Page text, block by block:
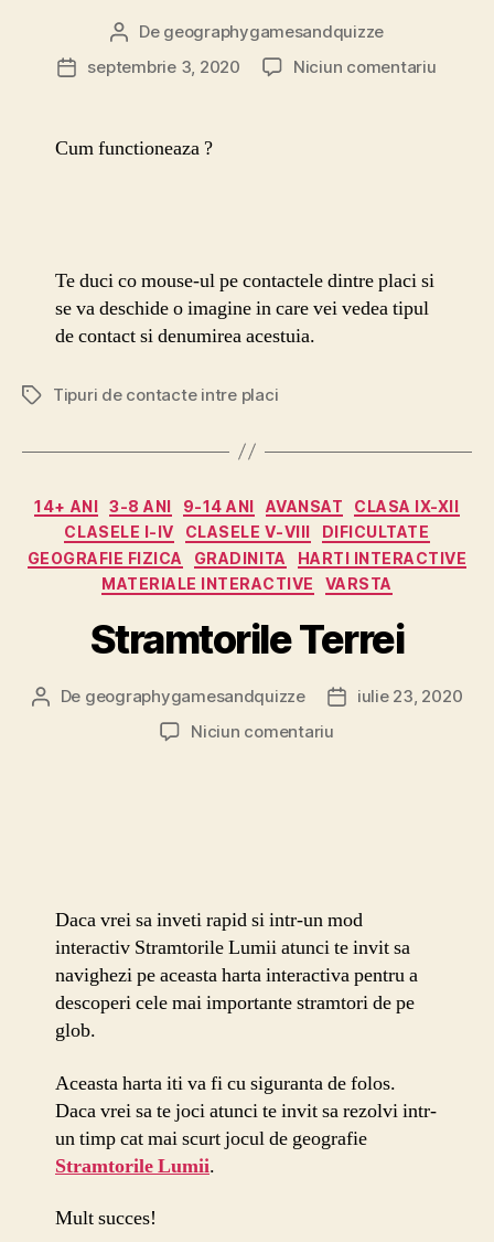
Autor
articol
De geographygamesandquizze
Datăseptembrie 3, 2020 Niciun comentariula
Cum functioneaza ?
Te duci co mouse-ul pe contactele dintre placi si
se va deschide o imagine in care vei vedea tipul
de contact si denumirea acestuia.
EticheteTipuri de contacte intre placi
Categorii
14+ ANI 3-8 ANI 9-14 ANI AVANSAT
CLASA IX-XII
CLASELE I-IV
CLASELE V-VIII
DIFICULTATE
GEOGRAFIE FIZICA
GRADINITA
HARTI INTERACTIVE
MATERIALE INTERACTIVE
VARSTA
Stramtorile Terrei
Autor
De geographygamesandquizze
Datăiulie 23, 2020
Niciun comentariula
Daca vrei sa inveti rapid si intr-un mod
interactiv Stramtorile Lumii atunci te invit sa
navighezi pe aceasta harta interactiva pentru a
descoperi cele mai importante stramtori de pe
glob.
Aceasta harta iti va fi cu siguranta de folos.
Daca vrei sa te joci atunci te invit sa rezolvi intr-
un timp cat mai scurt jocul de geografie
Stramtorile Lumii.
Mult succes!